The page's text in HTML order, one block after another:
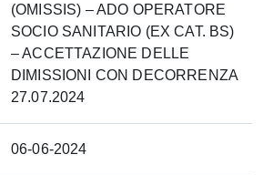
(OMISSIS) – ADO OPERATORE
SOCIO SANITARIO (EX CAT. BS)
– ACCETTAZIONE DELLE
DIMISSIONI CON DECORRENZA
27.07.2024
06-06-2024